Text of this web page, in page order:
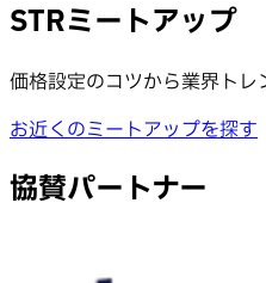
STRミートアップ
価格設定のコツから業界トレ
お近くのミートアップを探す
協賛パートナー